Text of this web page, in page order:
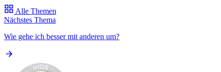
Alle Themen
Nächstes Thema
Wie gehe ich besser mit anderen um?